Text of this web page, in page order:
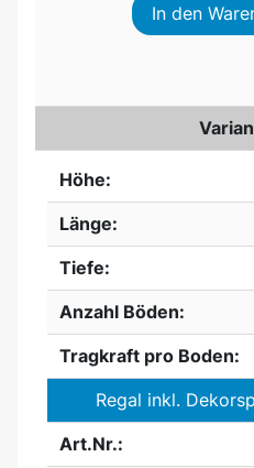
In den
Höhe:
Länge:
Tiefe:
Anzahl Böden:
Tragkraft pro Boden:
Regal inkl.
Art.Nr.: